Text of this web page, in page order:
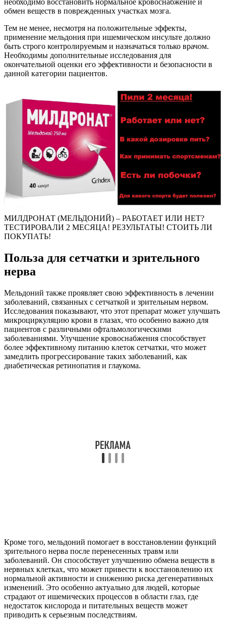
необходимо восстановить нормальное кровоснабжение и
обмен веществ в поврежденных участках мозга.
Тем не менее, несмотря на положительные эффекты,
применение мельдония при ишемическом инсульте должно
быть строго контролируемым и назначаться только врачом.
Необходимы дополнительные исследования для
окончательной оценки его эффективности и безопасности в
данной категории пациентов.
МИЛДРОНАТ (МЕЛЬДОНИЙ) – РАБОТАЕТ ИЛИ НЕТ?
ТЕСТИРОВАЛИ 2 МЕСЯЦА! РЕЗУЛЬТАТЫ! СТОИТЬ ЛИ
ПОКУПАТЬ!
Польза для сетчатки и зрительного
нерва
Мельдоний также проявляет свою эффективность в лечении
заболеваний, связанных с сетчаткой и зрительным нервом.
Исследования показывают, что этот препарат может улучшать
микроциркуляцию крови в глазах, что особенно важно для
пациентов с различными офтальмологическими
заболеваниями. Улучшение кровоснабжения способствует
более эффективному питанию клеток сетчатки, что может
замедлить прогрессирование таких заболеваний, как
диабетическая ретинопатия и глаукома.
Кроме того, мельдоний помогает в восстановлении функций
зрительного нерва после перенесенных травм или
заболеваний. Он способствует улучшению обмена веществ в
нервных клетках, что может привести к восстановлению их
нормальной активности и снижению риска дегенеративных
изменений. Это особенно актуально для людей, которые
страдают от ишемических процессов в области глаз, где
недостаток кислорода и питательных веществ может
приводить к серьезным последствиям.